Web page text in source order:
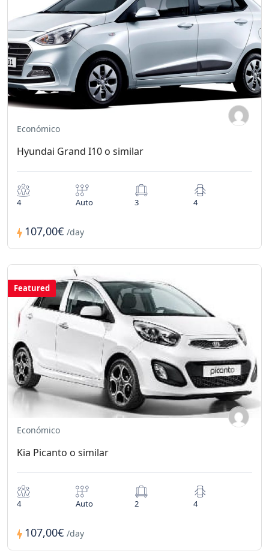
Económico
Hyundai Grand I10 o similar
4 Auto 3 4
107,00€ /day
Featured
Económico
Kia Picanto o similar
4 Auto 2 4
107,00€ /day